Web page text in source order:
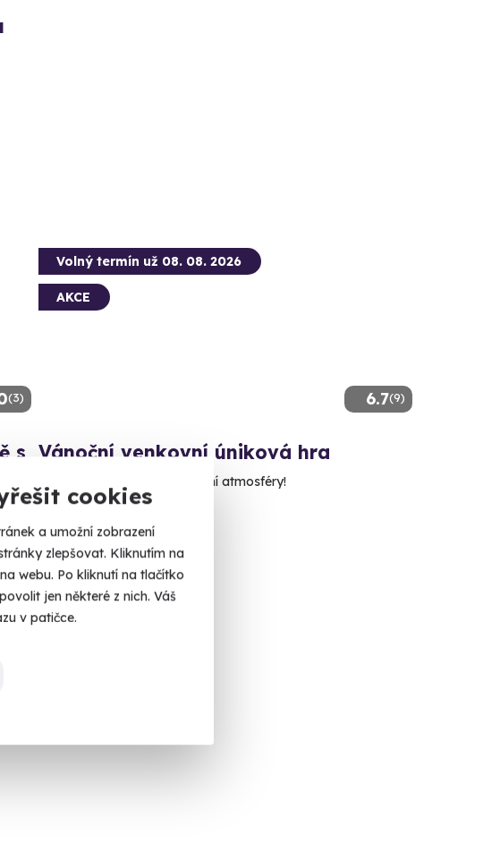
cookies
a umožní zobrazení
zlepšovat. Kliknutím na
webu. Po kliknutí na tlačítko
jen některé z nich. Váš
v patičce.
(3)
s
6.7(9)
Volný termín už 08. 08. 2026
AKCE
Vánoční venkovní úniková hra
Ponořte se naplno do vánoční atmosféry!
(+ 5 dalších lokalit)
990 Kč
890 Kč